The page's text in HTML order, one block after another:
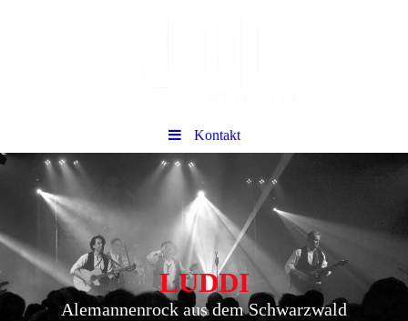
Kontakt
LUDDI
Alemannenrock aus dem Schwarzwald